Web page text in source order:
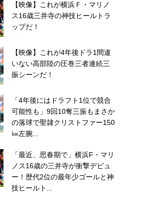
【映像】これが横浜Ｆ・マリノ
ス16歳三井寺の神技ヒールトラ
ップだ！
【映像】これが4年後ドラ1間違
いない高部陸の圧巻三者連続三
振シーンだ！
「4年後にはドラフト1位で競合
可能性も」9回10奪三振もまさか
の落球で聖隷クリストファー150
㎞左腕...
「最近、思春期で」横浜F・マリ
ノス16歳の三井寺が衝撃デビュ
ー！歴代2位の最年少ゴールと神
技ヒールト...